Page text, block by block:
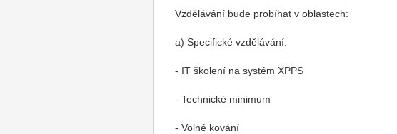
Vzdělávání bude probíhat v oblastech:
a) Specifické vzdělávání:
- IT školení na systém XPPS
- Technické minimum
- Volné kování